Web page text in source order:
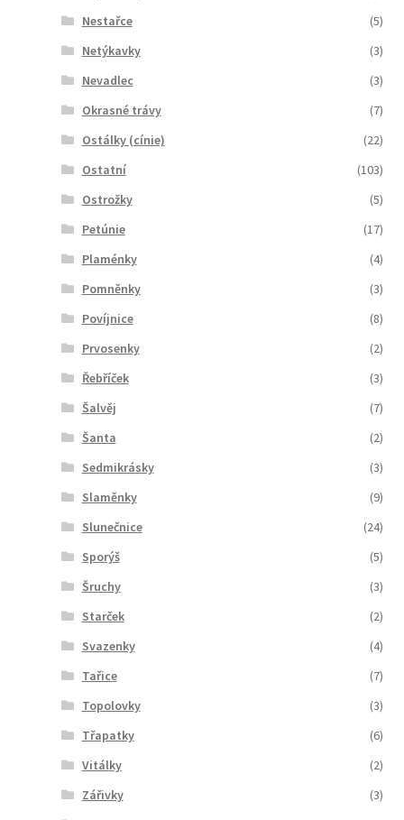
Nestařce
(5)
Netýkavky
(3)
Nevadlec
(3)
Okrasné trávy
(7)
Ostálky (cínie)
(22)
Ostatní
(103)
Ostrožky
(5)
Petúnie
(17)
Plaménky
(4)
Pomněnky
(3)
Povíjnice
(8)
Prvosenky
(2)
Řebříček
(3)
Šalvěj
(7)
Šanta
(2)
Sedmikrásky
(3)
Slaměnky
(9)
Slunečnice
(24)
Sporýš
(5)
Šruchy
(3)
Starček
(2)
Svazenky
(4)
Tařice
(7)
Topolovky
(3)
Třapatky
(6)
Vitálky
(2)
Zářivky
(3)